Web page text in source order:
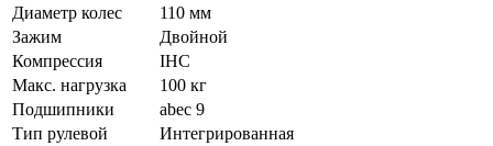
Диаметр колес
110 мм
Зажим
Двойной
Компрессия
IHC
Макс. нагрузка
100 кг
Подшипники
abec 9
Тип рулевой
Интегрированная